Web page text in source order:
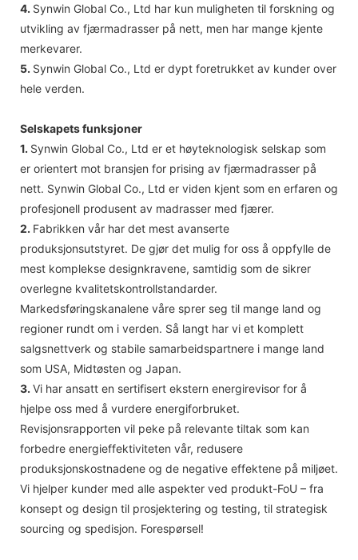
4. Synwin Global Co., Ltd har kun muligheten til forskning og
utvikling av fjærmadrasser på nett, men har mange kjente
merkevarer.
5. Synwin Global Co., Ltd er dypt foretrukket av kunder over
hele verden.
Selskapets funksjoner
1. Synwin Global Co., Ltd er et høyteknologisk selskap som
er orientert mot bransjen for prising av fjærmadrasser på
nett. Synwin Global Co., Ltd er viden kjent som en erfaren og
profesjonell produsent av madrasser med fjærer.
2. Fabrikken vår har det mest avanserte
produksjonsutstyret. De gjør det mulig for oss å oppfylle de
mest komplekse designkravene, samtidig som de sikrer
overlegne kvalitetskontrollstandarder.
Markedsføringskanalene våre sprer seg til mange land og
regioner rundt om i verden. Så langt har vi et komplett
salgsnettverk og stabile samarbeidspartnere i mange land
som USA, Midtøsten og Japan.
3. Vi har ansatt en sertifisert ekstern energirevisor for å
hjelpe oss med å vurdere energiforbruket.
Revisjonsrapporten vil peke på relevante tiltak som kan
forbedre energieffektiviteten vår, redusere
produksjonskostnadene og de negative effektene på miljøet.
Vi hjelper kunder med alle aspekter ved produkt-FoU – fra
konsept og design til prosjektering og testing, til strategisk
sourcing og spedisjon. Forespørsel!